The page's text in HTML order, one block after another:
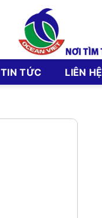
TIN TỨC LIÊN HỆ